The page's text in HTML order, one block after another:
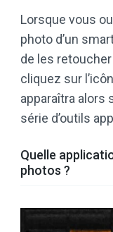
Lorsque vous
photo d’un
de les
cliquez sur
apparaîtra alors
série d’outils
Quelle
photos ?